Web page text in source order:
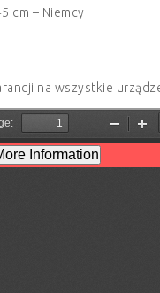
cm – Niemcy
na wszystkie